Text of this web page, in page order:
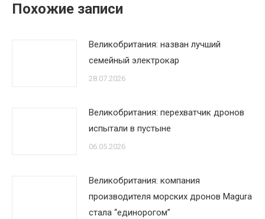
Похожие записи
Великобритания: назван лучший
семейный электрокар
28.07.2026
Великобритания: перехватчик дронов
испытали в пустыне
06.05.2026
Великобритания: компания
производителя морских дронов Magura
стала “единорогом”